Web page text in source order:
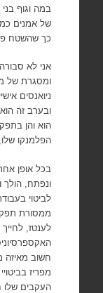
במה וגוף
של אמנים
כך שהשטח
אני לא
ומסגרת של
ניואנסים
ובערב זה
הוא והן
הפלמנקו
בכל אופן
ונפתח, הולך
לביטוי
ממסורת
לענטז,
חשוב מאיזה
מפריז
העקבים שלו